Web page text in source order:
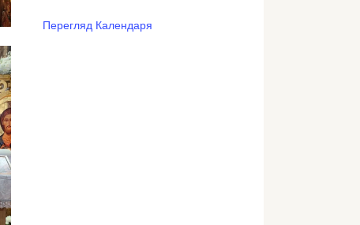
Перегляд Календаря